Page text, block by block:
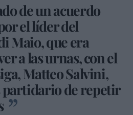
de un acuerdo
el líder del
Maio, que era
a las urnas, con el
Matteo Salvini,
partidario de repetir